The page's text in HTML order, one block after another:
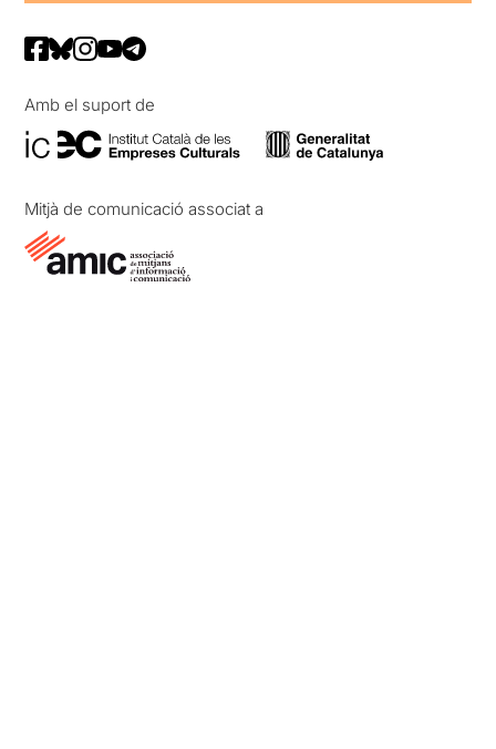
Amb el suport de
Mitjà de comunicació associat a